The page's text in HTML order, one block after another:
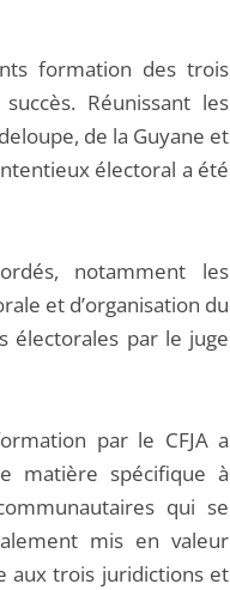
formation des trois
Réunissant les
de la Guyane et
électoral a été
notamment les
et d’organisation du
électorales par le juge
par le CFJA a
matière spécifique à
qui se
mis en valeur
aux trois juridictions et